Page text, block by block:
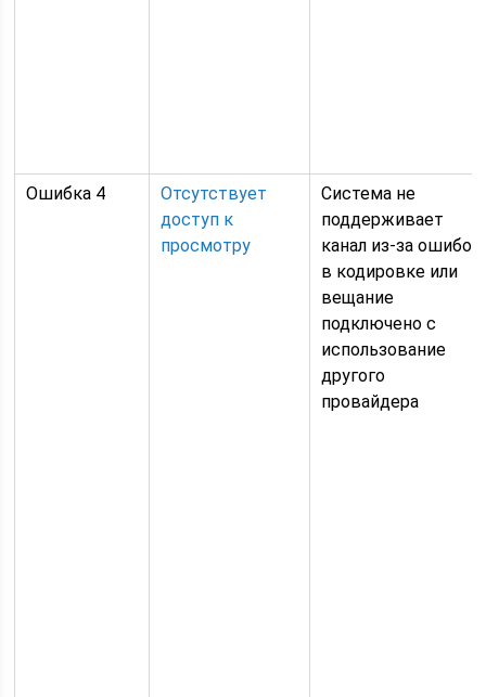
Ошибка 4
Отсутствует
доступ к
просмотру
Система не
поддерживает
канал из-за ошибок
в кодировке или
вещание
подключено с
использование
другого
провайдера